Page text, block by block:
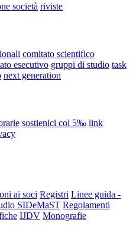
società riviste
comitato scientifico
esecutivo gruppi di studio task
next generation
sostienici col 5‰ link
ai soci Registri Linee guida -
SIDeMaST Regolamenti
IJDV Monografie